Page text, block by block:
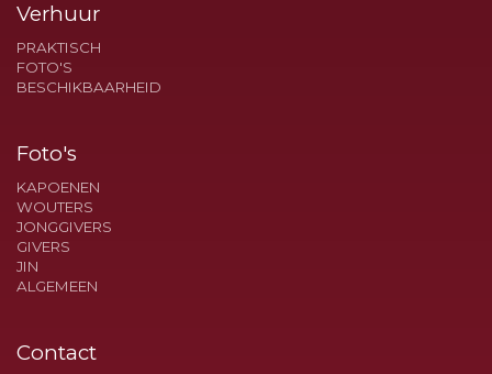
Verhuur
PRAKTISCH
FOTO'S
BESCHIKBAARHEID
Foto's
KAPOENEN
WOUTERS
JONGGIVERS
GIVERS
JIN
ALGEMEEN
Contact